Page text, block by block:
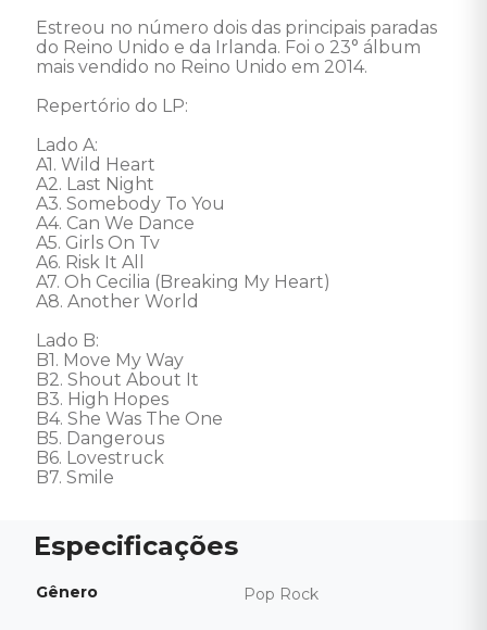
Estreou no número dois das principais paradas
do Reino Unido e da Irlanda. Foi o 23° álbum
mais vendido no Reino Unido em 2014.
Repertório do LP:
Lado A:
A1. Wild Heart
A2. Last Night
A3. Somebody To You
A4. Can We Dance
A5. Girls On Tv
A6. Risk It All
A7. Oh Cecilia (Breaking My Heart)
A8. Another World
Lado B:
B1. Move My Way
B2. Shout About It
B3. High Hopes
B4. She Was The One
B5. Dangerous
B6. Lovestruck
B7. Smile
Gênero Pop Rock